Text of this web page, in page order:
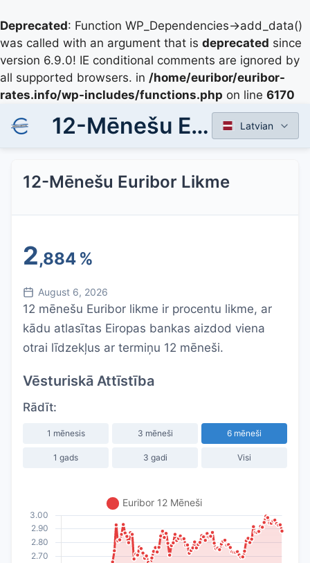
Deprecated: Function WP_Dependencies->add_data()
was called with an argument that is deprecated since
version 6.9.0! IE conditional comments are ignored by
all supported browsers. in /home/euribor/euribor-
rates.info/wp-includes/functions.php on line 6170
12-Mēnešu Euribor Likme Latvian
12-Mēnešu Euribor Likme
2,884 %
August 6, 2026
12 mēnešu Euribor likme ir procentu likme, ar
kādu atlasītas Eiropas bankas aizdod viena
otrai līdzekļus ar termiņu 12 mēneši.
Vēsturiskā Attīstība
Rādīt:
1 mēnesis 3 mēneši 6 mēneši
1 gads 3 gadi Visi